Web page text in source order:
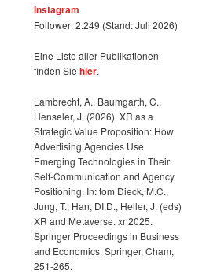
Instagram
Follower: 2.249 (Stand: Juli 2026)
Eine Liste aller Publikationen
finden Sie hier.
Lambrecht, A., Baumgarth, C.,
Henseler, J. (2026). XR as a
Strategic Value Proposition: How
Advertising Agencies Use
Emerging Technologies in Their
Self-Communication and Agency
Positioning. In: tom Dieck, M.C.,
Jung, T., Han, DI.D., Heller, J. (eds)
XR and Metaverse. xr 2025.
Springer Proceedings in Business
and Economics. Springer, Cham,
251-265.